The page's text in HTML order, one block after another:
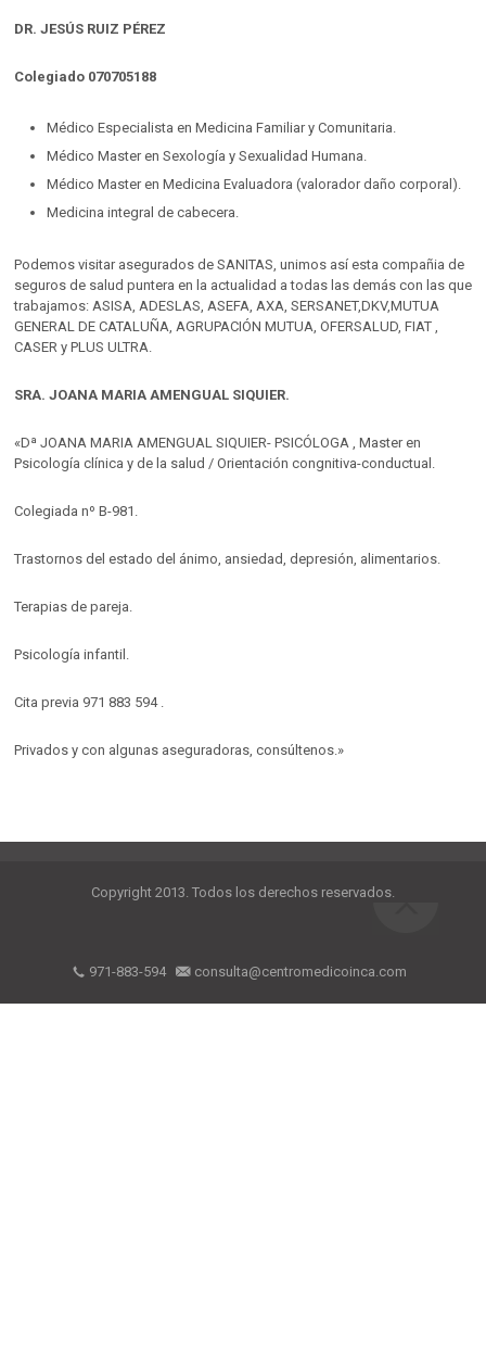
DR. JESÚS RUIZ PÉREZ
Colegiado 070705188
Médico Especialista en Medicina Familiar y Comunitaria.
Médico Master en Sexología y Sexualidad Humana.
Médico Master en Medicina Evaluadora (valorador daño corporal).
Medicina integral de cabecera.
Podemos visitar asegurados de SANITAS, unimos así esta compañia de
seguros de salud puntera en la actualidad a todas las demás con las que
trabajamos: ASISA, ADESLAS, ASEFA, AXA, SERSANET,DKV,MUTUA
GENERAL DE CATALUÑA, AGRUPACIÓN MUTUA, OFERSALUD, FIAT ,
CASER y PLUS ULTRA.
SRA. JOANA MARIA AMENGUAL SIQUIER.
«Dª JOANA MARIA AMENGUAL SIQUIER- PSICÓLOGA , Master en
Psicología clínica y de la salud / Orientación congnitiva-conductual.
Colegiada nº B-981.
Trastornos del estado del ánimo, ansiedad, depresión, alimentarios.
Terapias de pareja.
Psicología infantil.
Cita previa 971 883 594 .
Privados y con algunas aseguradoras, consúltenos.»
Copyright 2013. Todos los derechos reservados.
971-883-594 consulta@centromedicoinca.com